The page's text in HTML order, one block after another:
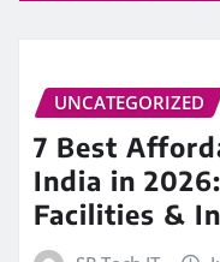
UNCATEGORIZED
7 Best
India in
Facilities &